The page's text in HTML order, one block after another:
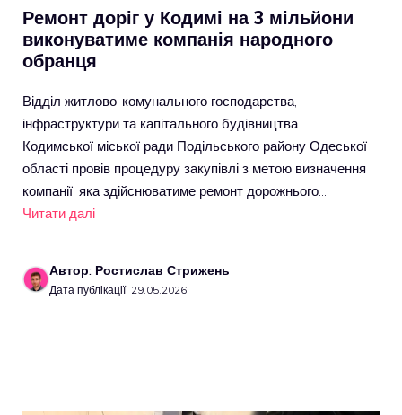
Ремонт доріг у Кодимі на 3 мільйони
виконуватиме компанія народного
обранця
Відділ житлово-комунального господарства,
інфраструктури та капітального будівництва
Кодимської міської ради Подільського району Одеської
області провів процедуру закупівлі з метою визначення
компанії, яка здійснюватиме ремонт дорожнього…
Читати далі
Автор: Ростислав Стрижень
Дата публікації: 29.05.2026